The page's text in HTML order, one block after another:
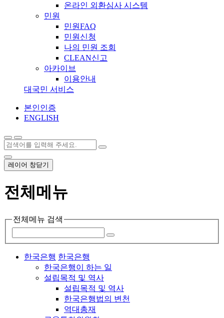
온라인 외환심사 시스템
민원
민원FAQ
민원신청
나의 민원 조회
CLEAN신고
아카이브
이용안내
대국민 서비스
본인인증
ENGLISH
레이어 창닫기
전체메뉴
전체메뉴 검색
한국은행 한국은행
한국은행이 하는 일
설립목적 및 역사
설립목적 및 역사
한국은행법의 변천
역대총재